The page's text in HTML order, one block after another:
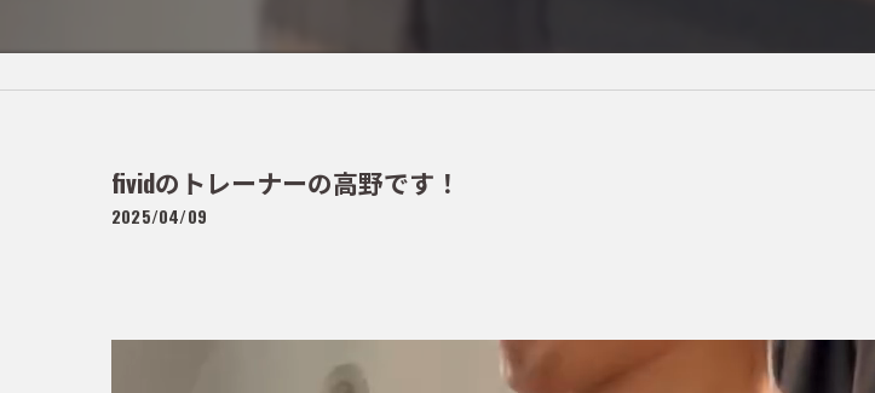
fividのトレーナーの高野です！
2025/04/09